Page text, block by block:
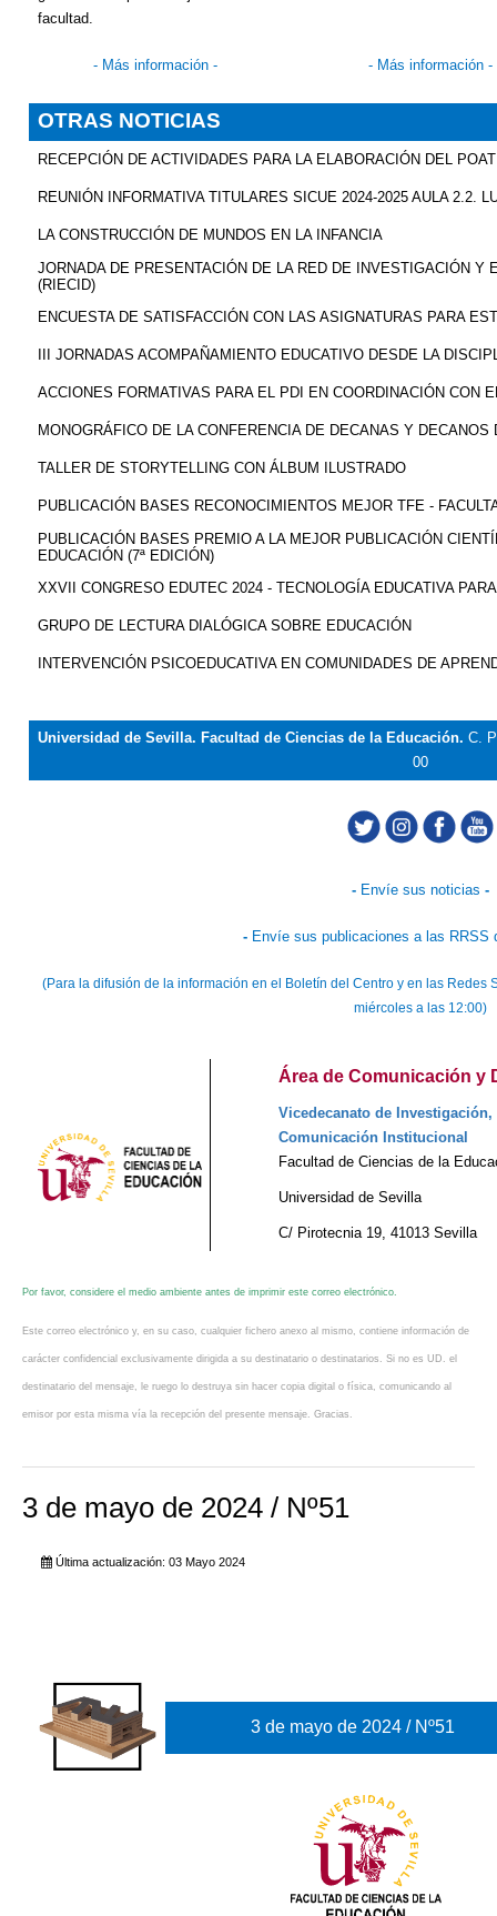
facultad.
- Más información - - Más información -
OTRAS NOTICIAS
RECEPCIÓN DE ACTIVIDADES PARA LA ELABORACIÓN DEL
REUNIÓN INFORMATIVA TITULARES SICUE 2024-2025 AULA 2.2.
LA CONSTRUCCIÓN DE MUNDOS EN LA INFANCIA
JORNADA DE PRESENTACIÓN DE LA RED DE INVESTIGACIÓN Y
(RIECID)
ENCUESTA DE SATISFACCIÓN CON LAS ASIGNATURAS PARA
III JORNADAS ACOMPAÑAMIENTO EDUCATIVO DESDE LA
ACCIONES FORMATIVAS PARA EL PDI EN COORDINACIÓN CON
MONOGRÁFICO DE LA CONFERENCIA DE DECANAS Y DECANOS
TALLER DE STORYTELLING CON ÁLBUM ILUSTRADO
PUBLICACIÓN BASES RECONOCIMIENTOS MEJOR TFE -
PUBLICACIÓN BASES PREMIO A LA MEJOR PUBLICACIÓN
EDUCACIÓN (7ª EDICIÓN)
XXVII CONGRESO EDUTEC 2024 - TECNOLOGÍA EDUCATIVA
GRUPO DE LECTURA DIALÓGICA SOBRE EDUCACIÓN
INTERVENCIÓN PSICOEDUCATIVA EN COMUNIDADES DE
Universidad de Sevilla. Facultad de Ciencias de la Educación.C.
00
- Envíe sus noticias -
- Envíe sus publicaciones a las RRSS
(Para la difusión de la información en el Boletín del Centro y en las
miércoles a las 12:00)
Área de Comunicación y
Vicedecanato de
Comunicación Institucional
Facultad de Ciencias de la
Universidad de Sevilla
C/ Pirotecnia 19, 41013 Sevilla
Por favor, considere el medio ambiente antes de imprimir este correo electrónico.
Este correo electrónico y, en su caso, cualquier fichero anexo al mismo, contiene información de
carácter confidencial exclusivamente dirigida a su destinatario o destinatarios. Si no es UD. el
destinatario del mensaje, le ruego lo destruya sin hacer copia digital o física, comunicando al
emisor por esta misma vía la recepción del presente mensaje. Gracias.
3 de mayo de 2024 / Nº51
Última actualización: 03 Mayo 2024
3 de mayo de 2024 / Nº51